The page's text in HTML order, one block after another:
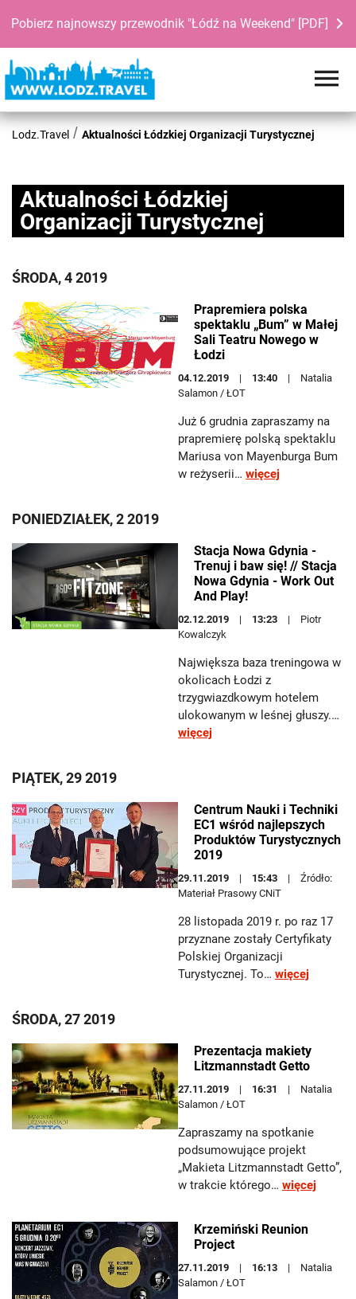
Pobierz najnowszy przewodnik "Łódź na Weekend" [PDF]
Lodz.Travel Aktualności Łódzkiej Organizacji Turystycznej
Aktualności Łódzkiej
Organizacji Turystycznej
ŚRODA, 4 2019
Prapremiera polska
spektaklu „Bum” w Małej
Sali Teatru Nowego w
Łodzi
04.12.2019 13:40
Natalia
Salamon / ŁOT
Już 6 grudnia zapraszamy na
prapremierę polską spektaklu
Mariusa von Mayenburga Bum
w reżyserii… więcej
PONIEDZIAŁEK, 2 2019
Stacja Nowa Gdynia -
Trenuj i baw się! // Stacja
Nowa Gdynia - Work Out
And Play!
02.12.2019 13:23
Piotr
Kowalczyk
Największa baza treningowa w
okolicach Łodzi z
trzygwiazdkowym hotelem
ulokowanym w leśnej głuszy.…
więcej
PIĄTEK, 29 2019
Centrum Nauki i Techniki
EC1 wśród najlepszych
Produktów Turystycznych
2019
29.11.2019 15:43
Źródło:
Materiał Prasowy CNiT
28 listopada 2019 r. po raz 17
przyznane zostały Certyfikaty
Polskiej Organizacji
Turystycznej. To… więcej
ŚRODA, 27 2019
Prezentacja makiety
Litzmannstadt Getto
27.11.2019 16:31
Natalia
Salamon / ŁOT
Zapraszamy na spotkanie
podsumowujące projekt
„Makieta Litzmannstadt Getto”,
w trakcie którego… więcej
Krzemiński Reunion
Project
27.11.2019 16:13
Natalia
Salamon / ŁOT